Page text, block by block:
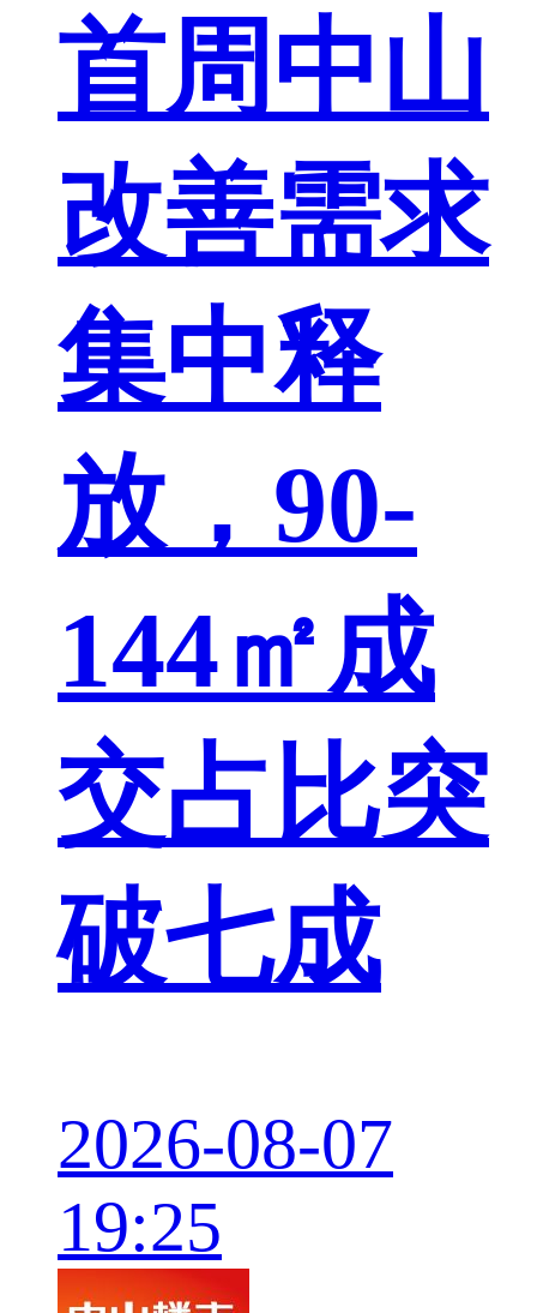
首周中山
改善需求
集中释
放，90-
144㎡成
交占比突
破七成
2026-08-07
19:25